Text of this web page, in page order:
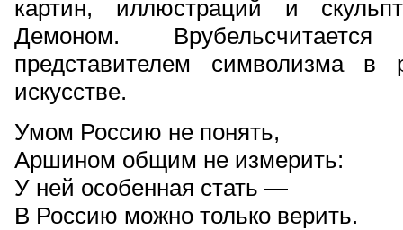
картин, иллюстраций и
Демоном.
представителем символизма в
искусстве.
Умом Россию не понять,
Аршином общим не измерить:
У ней особенная стать —
В Россию можно только верить.